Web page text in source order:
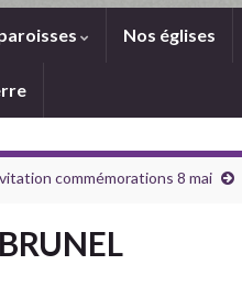
Nos églises
commémorations 8 mai